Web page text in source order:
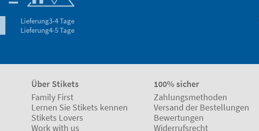
Lieferung3-4 Tage
Lieferung4-5 Tage
Über Stikets
Family First
Lernen Sie Stikets kennen
Stikets Lovers
Work with us
100% sicher
Zahlungsmethoden
Versand der Bestellungen
Bewertungen
Widerrufsrecht